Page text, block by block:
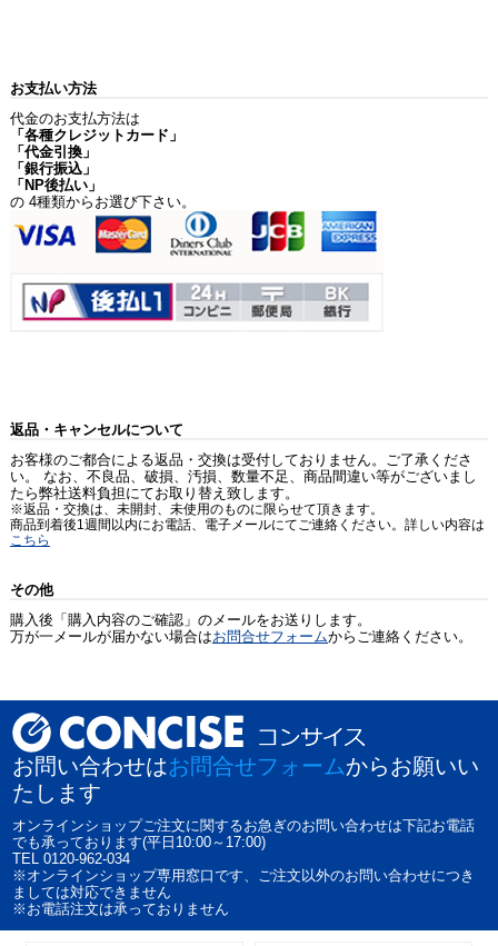
お支払い方法
代金のお支払方法は
「各種クレジットカード」
「代金引換」
「銀行振込」
「NP後払い」
の 4種類からお選び下さい。
返品・キャンセルについて
お客様のご都合による返品・交換は受付しておりません。ご了承くださ
い。 なお、不良品、破損、汚損、数量不足、商品間違い等がございまし
たら弊社送料負担にてお取り替え致します。
※返品・交換は、未開封、未使用のものに限らせて頂きます。
商品到着後1週間以内にお電話、電子メールにてご連絡ください。詳しい内容は
こちら
その他
購入後「購入内容のご確認」のメールをお送りします。
万が一メールが届かない場合はお問合せフォームからご連絡ください。
お問い合わせはお問合せフォームからお願いい
たします
オンラインショップご注文に関するお急ぎのお問い合わせは下記お電話
でも承っております(平日10:00～17:00)
TEL 0120-962-034
※オンラインショップ専用窓口です、ご注文以外のお問い合わせにつき
ましては対応できません
※お電話注文は承っておりません